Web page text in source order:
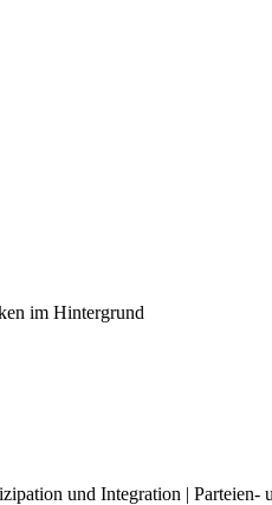
und Integration |